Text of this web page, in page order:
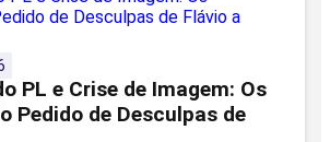
PL e Crise de Imagem: Os
Pedido de Desculpas de